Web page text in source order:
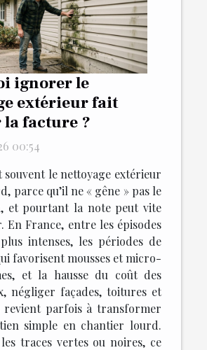
ignorer le
extérieur fait
facture ?
00:54
souvent le nettoyage extérieur
parce qu’il ne « gêne » pas le
et pourtant la note peut vite
En France, entre les épisodes
intenses, les périodes de
favorisent mousses et micro-
et la hausse du coût des
négliger façades, toitures et
revient parfois à transformer
simple en chantier lourd.
traces vertes ou noires, ce